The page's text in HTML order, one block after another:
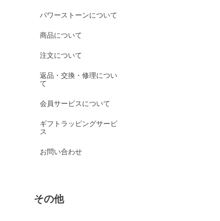
パワーストーンについて
商品について
注文について
返品・交換・修理につい
て
会員サービスについて
ギフトラッピングサービ
ス
お問い合わせ
その他